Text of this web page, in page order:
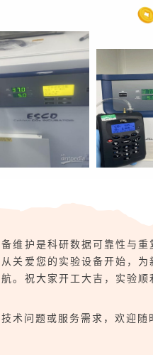
维护是科研数据可靠性与重
关爱您的实验设备开始，为
。祝大家开工大吉，实验顺
术问题或服务需求，欢迎随